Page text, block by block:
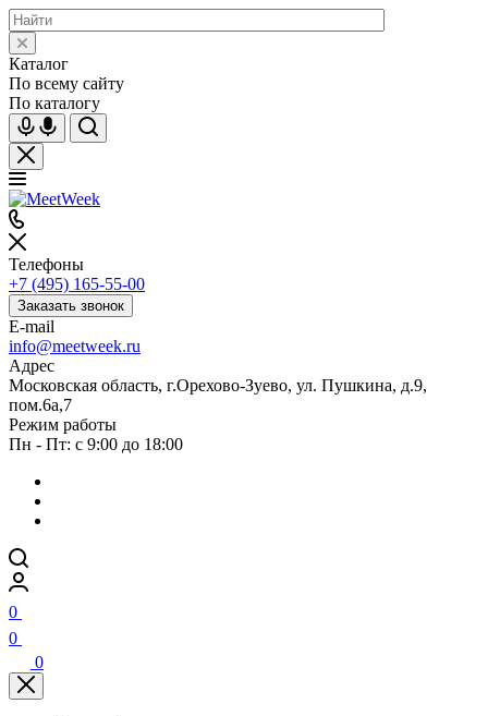
Каталог
По всему сайту
По каталогу
Телефоны
+7 (495) 165-55-00
Заказать звонок
E-mail
info@meetweek.ru
Адрес
Московская область, г.Орехово-Зуево, ул. Пушкина, д.9,
пом.6а,7
Режим работы
Пн - Пт: с 9:00 до 18:00
0
0
0